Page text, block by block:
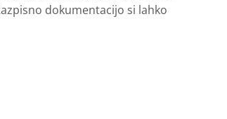
dokumentacijo si lahko